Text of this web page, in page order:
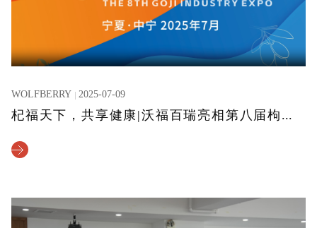
WOLFBERRY 2025-07-09
杞福天下，共享健康|沃福百瑞亮相第八届枸杞博览会